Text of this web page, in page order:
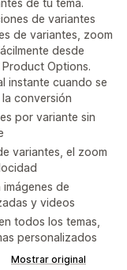
de tu tema.
de variantes
de variantes, zoom
desde
Product Options.
instante cuando se
conversión
por variante sin
variantes, el zoom
de
y videos
todos los temas,
personalizados
Mostrar original